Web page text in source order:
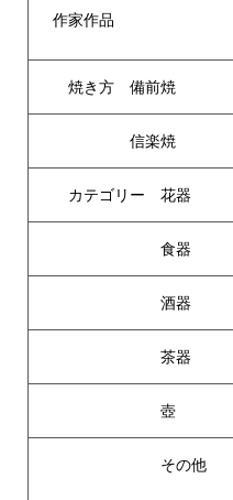
作家作品
焼き方 備前焼
信楽焼
カテゴリー 花器
食器
酒器
茶器
壺
その他